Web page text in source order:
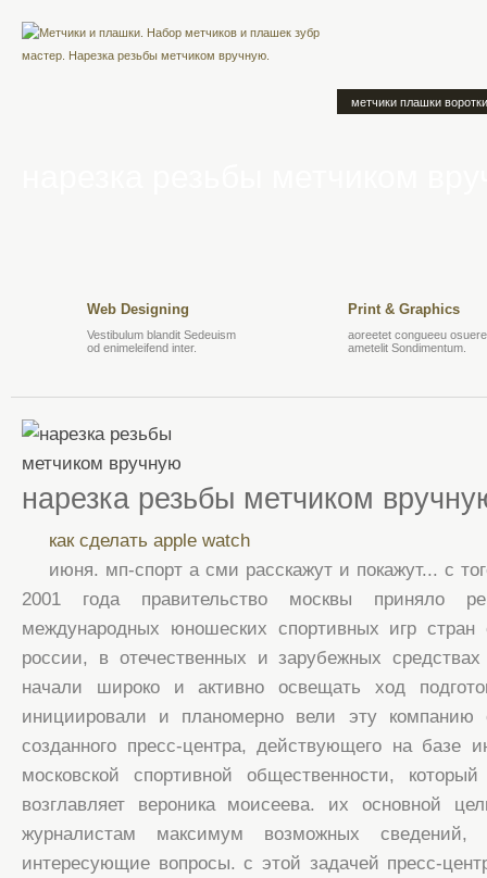
метчики плашки воротки
Web Designing
Vestibulum blandit Sedeuism
od enimeleifend inter.
Print & Graphics
aoreetet congueeu
ametelit Sondimentum.
нарезка резьбы метчиком
как сделать apple watch
июня. мп-спорт а сми расскажут и покажут... с
2001 года правительство москвы приняло
международных юношеских спортивных игр стран
россии, в отечественных и зарубежных
начали широко и активно освещать ход
инициировали и планомерно вели эту компанию
созданного пресс-центра, действующего на базе
московской спортивной общественности,
возглавляет вероника моисеева. их основной
журналистам максимум возможных
интересующие вопросы. с этой задачей пресс-